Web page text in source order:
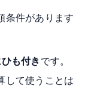
条件があります
も付き です。
して使うことは